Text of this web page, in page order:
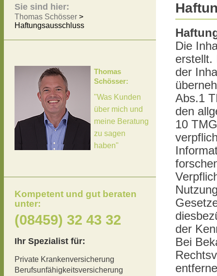
Die
erstellt.
der
Abs.1
den
10
der
Bei
Sie sind hier:
Thomas Schösser >
Haftungsausschluss
Thomas
Schösser:
"Was Kunden
über mich und
meine Beratung
zu sagen
haben"
Kompetent und gut beraten
unter:
(08459) 32 43 32
Ihr Spezialist für:
Private Krankenversicherung
Berufsunfähigkeitsversicherung